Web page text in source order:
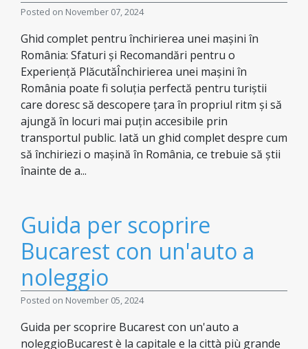
Posted on November 07, 2024
Ghid complet pentru închirierea unei mașini în
România: Sfaturi și Recomandări pentru o
Experiență PlăcutăÎnchirierea unei mașini în
România poate fi soluția perfectă pentru turiștii
care doresc să descopere țara în propriul ritm și să
ajungă în locuri mai puțin accesibile prin
transportul public. Iată un ghid complet despre cum
să închiriezi o mașină în România, ce trebuie să știi
înainte de a...
Guida per scoprire
Bucarest con un'auto a
noleggio
Posted on November 05, 2024
Guida per scoprire Bucarest con un'auto a
noleggioBucarest è la capitale e la città più grande